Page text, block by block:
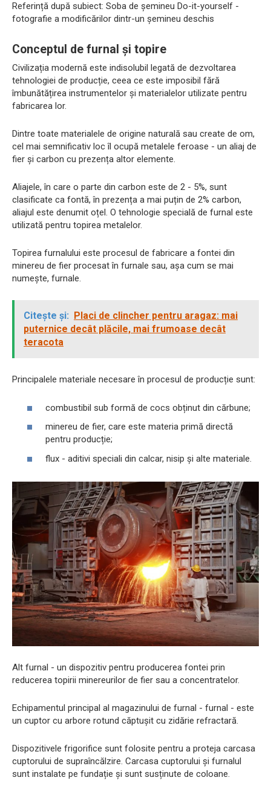
Referință după subiect: Soba de șemineu Do-it-yourself -
fotografie a modificărilor dintr-un șemineu deschis
Conceptul de furnal și topire
Civilizația modernă este indisolubil legată de dezvoltarea
tehnologiei de producție, ceea ce este imposibil fără
îmbunătățirea instrumentelor și materialelor utilizate pentru
fabricarea lor.
Dintre toate materialele de origine naturală sau create de om,
cel mai semnificativ loc îl ocupă metalele feroase - un aliaj de
fier și carbon cu prezența altor elemente.
Aliajele, în care o parte din carbon este de 2 - 5%, sunt
clasificate ca fontă, în prezența a mai puțin de 2% carbon,
aliajul este denumit oțel. O tehnologie specială de furnal este
utilizată pentru topirea metalelor.
Topirea furnalului este procesul de fabricare a fontei din
minereu de fier procesat în furnale sau, așa cum se mai
numește, furnale.
Citește și:
Placi de clincher pentru aragaz: mai
puternice decât plăcile, mai frumoase decât
teracota
Principalele materiale necesare în procesul de producție sunt:
combustibil sub formă de cocs obținut din cărbune;
minereu de fier, care este materia primă directă
pentru producție;
flux - aditivi speciali din calcar, nisip și alte materiale.
Alt furnal - un dispozitiv pentru producerea fontei prin
reducerea topirii minereurilor de fier sau a concentratelor.
Echipamentul principal al magazinului de furnal - furnal - este
un cuptor cu arbore rotund căptușit cu zidărie refractară.
Dispozitivele frigorifice sunt folosite pentru a proteja carcasa
cuptorului de supraîncălzire. Carcasa cuptorului și furnalul
sunt instalate pe fundație și sunt susținute de coloane.